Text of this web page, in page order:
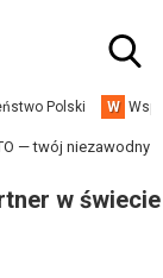
Polski W
— twój niezawodny
w świecie